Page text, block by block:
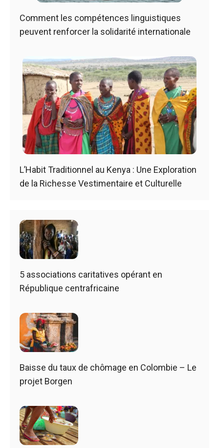
Comment les compétences linguistiques
peuvent renforcer la solidarité internationale
L’Habit Traditionnel au Kenya : Une Exploration
de la Richesse Vestimentaire et Culturelle
5 associations caritatives opérant en
République centrafricaine
Baisse du taux de chômage en Colombie – Le
projet Borgen